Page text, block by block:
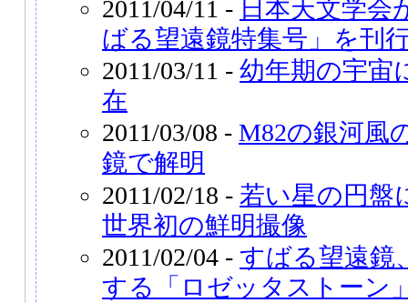
2011/04/11 - 日本天文学会
ばる望遠鏡特集号」を刊
2011/03/11 - 幼年期の宇宙
在
2011/03/08 - M82の銀河風
鏡で解明
2011/02/18 - 若い星の円
世界初の鮮明撮像
2011/02/04 - すばる望遠鏡
する「ロゼッタストーン